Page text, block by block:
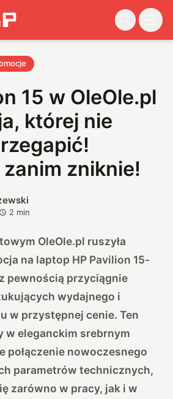
15 w OleOle.pl
której nie
zniknie!
2 min
OleOle.pl ruszyła
na laptop HP Pavilion 15-
pewnością przyciągnie
wydajnego i
w przystępnej cenie. Ten
w eleganckim srebrnym
połączenie nowoczesnego
parametrów technicznych,
zarówno w pracy, jak i w